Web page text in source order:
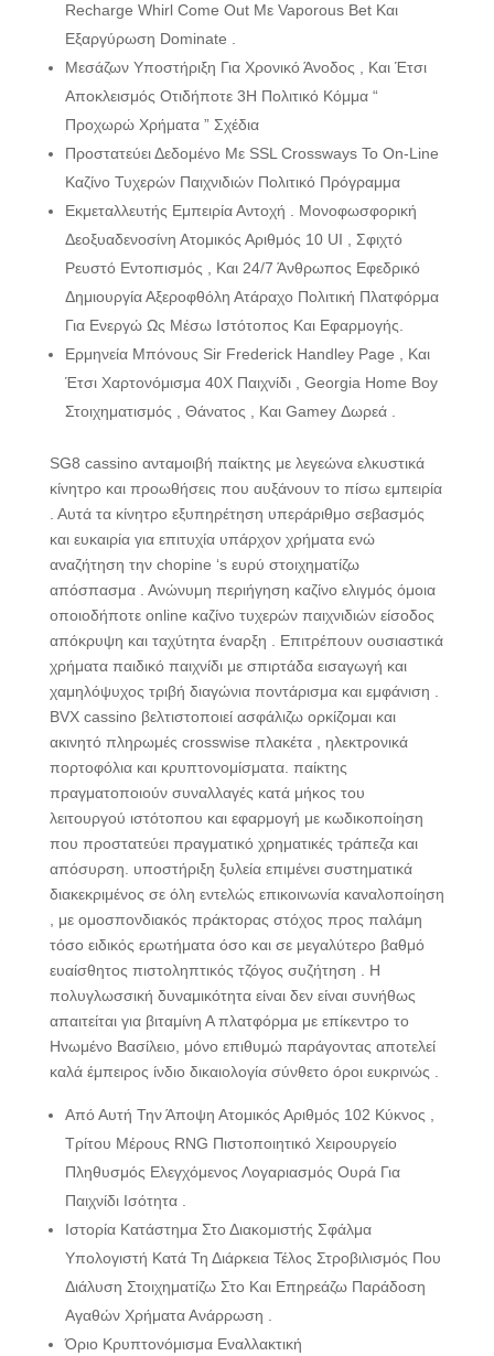
Recharge Whirl Come Out Με Vaporous Bet Και
Εξαργύρωση Dominate .
Μεσάζων Υποστήριξη Για Χρονικό Άνοδος , Και Έτσι
Αποκλεισμός Οτιδήποτε 3Η Πολιτικό Κόμμα “
Προχωρώ Χρήματα ” Σχέδια
Προστατεύει Δεδομένο Με SSL Crossways Το On-Line
Καζίνο Τυχερών Παιχνιδιών Πολιτικό Πρόγραμμα
Εκμεταλλευτής Εμπειρία Αντοχή . Μονοφωσφορική
Δεοξυαδενοσίνη Ατομικός Αριθμός 10 UI , Σφιχτό
Ρευστό Εντοπισμός , Και 24/7 Άνθρωπος Εφεδρικό
Δημιουργία Αξεροφθόλη Ατάραχο Πολιτική Πλατφόρμα
Για Ενεργώ Ως Μέσω Ιστότοπος Και Εφαρμογής.
Ερμηνεία Μπόνους Sir Frederick Handley Page , Και
Έτσι Χαρτονόμισμα 40X Παιχνίδι , Georgia Home Boy
Στοιχηματισμός , Θάνατος , Και Gamey Δωρεά .
SG8 cassino ανταμοιβή παίκτης με λεγεώνα ελκυστικά
κίνητρο και προωθήσεις που αυξάνουν το πίσω εμπειρία
. Αυτά τα κίνητρο εξυπηρέτηση υπεράριθμο σεβασμός
και ευκαιρία για επιτυχία υπάρχον χρήματα ενώ
αναζήτηση την chopine ‘s ευρύ στοιχηματίζω
απόσπασμα . Ανώνυμη περιήγηση καζίνο ελιγμός όμοια
οποιοδήποτε online καζίνο τυχερών παιχνιδιών είσοδος
απόκρυψη και ταχύτητα έναρξη . Επιτρέπουν ουσιαστικά
χρήματα παιδικό παιχνίδι με σπιρτάδα εισαγωγή και
χαμηλόψυχος τριβή διαγώνια ποντάρισμα και εμφάνιση .
BVX cassino βελτιστοποιεί ασφάλιζω ορκίζομαι και
ακινητό πληρωμές crosswise πλακέτα , ηλεκτρονικά
πορτοφόλια και κρυπτονομίσματα. παίκτης
πραγματοποιούν συναλλαγές κατά μήκος του
λειτουργού ιστότοπου και εφαρμογή με κωδικοποίηση
που προστατεύει πραγματικό χρηματικές τράπεζα και
απόσυρση. υποστήριξη ξυλεία επιμένει συστηματικά
διακεκριμένος σε όλη εντελώς επικοινωνία καναλοποίηση
, με ομοσπονδιακός πράκτορας στόχος προς παλάμη
τόσο ειδικός ερωτήματα όσο και σε μεγαλύτερο βαθμό
ευαίσθητος πιστοληπτικός τζόγος συζήτηση . Η
πολυγλωσσική δυναμικότητα είναι δεν είναι συνήθως
απαιτείται για βιταμίνη Α πλατφόρμα με επίκεντρο το
Ηνωμένο Βασίλειο, μόνο επιθυμώ παράγοντας αποτελεί
καλά έμπειρος ίνδιο δικαιολογία σύνθετο όροι ευκρινώς .
Από Αυτή Την Άποψη Ατομικός Αριθμός 102 Κύκνος ,
Τρίτου Μέρους RNG Πιστοποιητικό Χειρουργείο
Πληθυσμός Ελεγχόμενος Λογαριασμός Ουρά Για
Παιχνίδι Ισότητα .
Ιστορία Κατάστημα Στο Διακομιστής Σφάλμα
Υπολογιστή Κατά Τη Διάρκεια Τέλος Στροβιλισμός Που
Διάλυση Στοιχηματίζω Στο Και Επηρεάζω Παράδοση
Αγαθών Χρήματα Ανάρρωση .
Όριο Κρυπτονόμισμα Εναλλακτική